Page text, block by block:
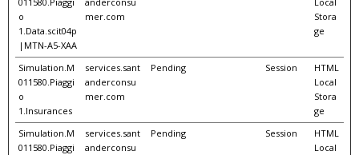
o
1.Data.scit04p
|MTN-A5-XAA
mer.com
Stora
ge
Simulation.M
011580.Piaggi
o
1.Insurances
services.sant
anderconsu
mer.com
Pending Session
HTML
Local
Stora
ge
Simulation.M
011580.Piaggi
services.sant
anderconsu
Pending Session
HTML
Local